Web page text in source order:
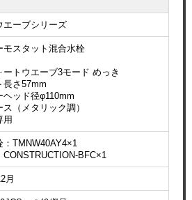
エーブシリーズ
モスタット混合水栓
ートウエーブ3モード めっき
長さ57mm
ヘッド径φ110mm
（メタリック調）
用
：TMNW40AY4×1
CONSTRUCTION-BFC×1
月